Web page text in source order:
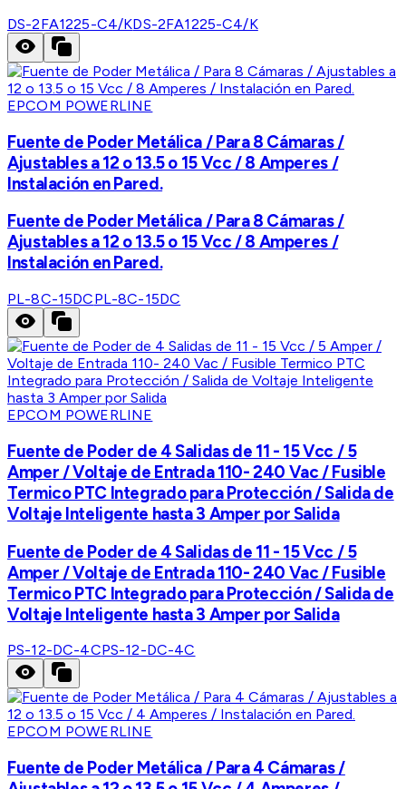
DS-2FA1225-C4/KDS-2FA1225-C4/K
EPCOM POWERLINE
Fuente de Poder Metálica / Para 8 Cámaras /
Ajustables a 12 o 13.5 o 15 Vcc / 8 Amperes /
Instalación en Pared.
Fuente de Poder Metálica / Para 8 Cámaras /
Ajustables a 12 o 13.5 o 15 Vcc / 8 Amperes /
Instalación en Pared.
PL-8C-15DCPL-8C-15DC
EPCOM POWERLINE
Fuente de Poder de 4 Salidas de 11 - 15 Vcc / 5
Amper / Voltaje de Entrada 110- 240 Vac / Fusible
Termico PTC Integrado para Protección / Salida de
Voltaje Inteligente hasta 3 Amper por Salida
Fuente de Poder de 4 Salidas de 11 - 15 Vcc / 5
Amper / Voltaje de Entrada 110- 240 Vac / Fusible
Termico PTC Integrado para Protección / Salida de
Voltaje Inteligente hasta 3 Amper por Salida
PS-12-DC-4CPS-12-DC-4C
EPCOM POWERLINE
Fuente de Poder Metálica / Para 4 Cámaras /